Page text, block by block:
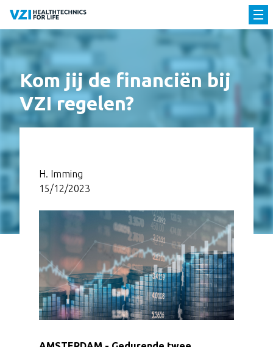
Kom jij de financiën bij
VZI regelen?
H. Imming
15/12/2023